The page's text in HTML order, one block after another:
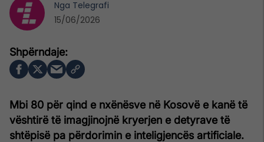
Mbi 80 për qind e nxënësve në Kosovë e kanë të
vështirë të imagjinojnë kryerjen e detyrave të
shtëpisë pa përdorimin e inteligjencës artificiale.
Nga Telegrafi
15/06/2026